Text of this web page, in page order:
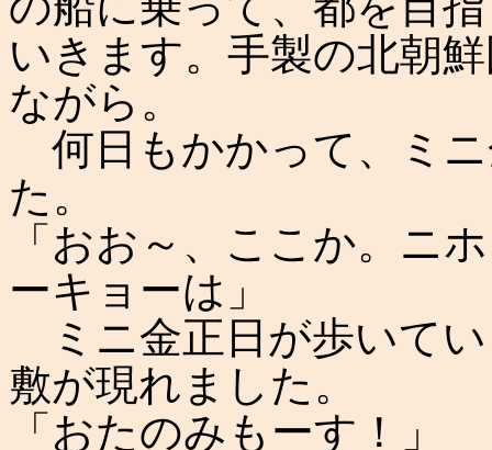
いきます。手製の北朝
ながら。
何日もかかって、ミ
た。
「おお～、ここか。ニ
ーキョーは」
ミニ金正日が歩いて
敷が現れました。
「おたのみもーす！」